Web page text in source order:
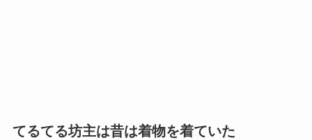
てるてる坊主は昔は着物を着ていた